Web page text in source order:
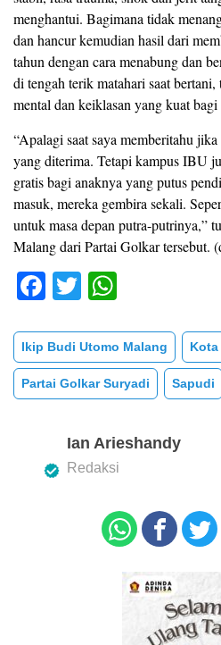
menghantui. Bagimana tidak
dan hancur kemudian hasil dari
tahun dengan cara menabung dan
di tengah terik matahari saat
mental dan keiklasan yang kuat
“Apalagi saat saya memberitahu
yang diterima. Tetapi kampus IBU
gratis bagi anaknya yang putus
masuk, mereka gembira sekali.
untuk masa depan putra-putrinya,”
Malang dari Partai Golkar tersebut.
F
c
e
b
o
k
T
tt
er
at
s
A
p
Ikip Budi Utomo Malang Kota
Partai Golkar Suryadi Sapudi
Ian Arieshandy
Redaksi